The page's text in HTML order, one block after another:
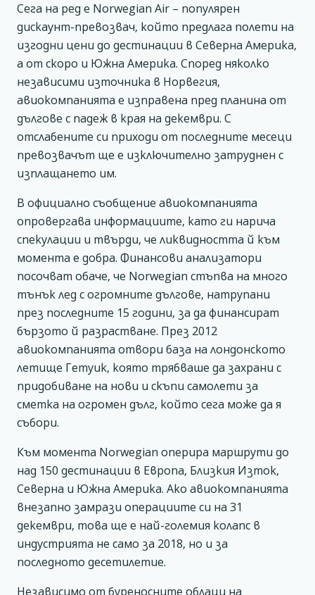
Сега на ред е Norwegian Air – популярен
дискаунт-превозвач, който предлага полети на
изгодни цени до дестинации в Северна Америка,
а от скоро и Южна Америка. Според няколко
независими източника в Норвегия,
авиокомпанията е изправена пред планина от
дългове с падеж в края на декември. С
отслабените си приходи от последните месеци
превозвачът ще е изключително затруднен с
изплащането им.
В официално съобщение авиокомпанията
опровергава информациите, като ги нарича
спекулации и твърди, че ликвидността й към
момента е добра. Финансови анализатори
посочват обаче, че Norwegian стъпва на много
тънък лед с огромните дългове, натрупани
през последните 15 години, за да финансират
бързото й разрастване. През 2012
авиокомпанията отвори база на лондонското
летище Гетуик, която трябваше да захрани с
придобиване на нови и скъпи самолети за
сметка на огромен дълг, който сега може да я
събори.
Към момента Norwegian оперира маршрути до
над 150 дестинации в Европа, Близкия Изток,
Северна и Южна Америка. Ако авиокомпанията
внезапно замрази операциите си на 31
декември, това ще е най-големия колапс в
индустрията не само за 2018, но и за
последното десетилетие.
Независимо от буреносните облаци на